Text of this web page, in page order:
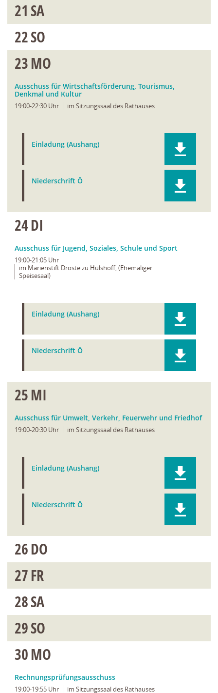
21 SA
22SO
23MO
Ausschuss für Wirtschaftsförderung, Tourismus,
Denkmal und Kultur
19:00-22:30 Uhr im Sitzungssaal des Rathauses
Einladung (Aushang)
Niederschrift Ö
24DI
Ausschuss für Jugend, Soziales, Schule und Sport
19:00-21:05 Uhr
im Marienstift Droste zu Hülshoff, (Ehemaliger
Speisesaal)
Einladung (Aushang)
Niederschrift Ö
25MI
Ausschuss für Umwelt, Verkehr, Feuerwehr und Friedhof
19:00-20:30 Uhr im Sitzungssaal des Rathauses
Einladung (Aushang)
Niederschrift Ö
26DO
27FR
28SA
29SO
30MO
Rechnungsprüfungsausschuss
19:00-19:55 Uhr im Sitzungssaal des Rathauses